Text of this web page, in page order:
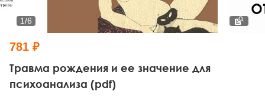
Тревожные расстройства, панические атаки
Другие направления психотерапии
Классический, эриксоновский гипноз и НЛП
Психология труда и эргономика
Социальная психология
Социальная и организационная психология
Классический и юнгианский психоанализ
Травма рождения и ее значение для
психоанализа (pdf)
1/6
781 ₽